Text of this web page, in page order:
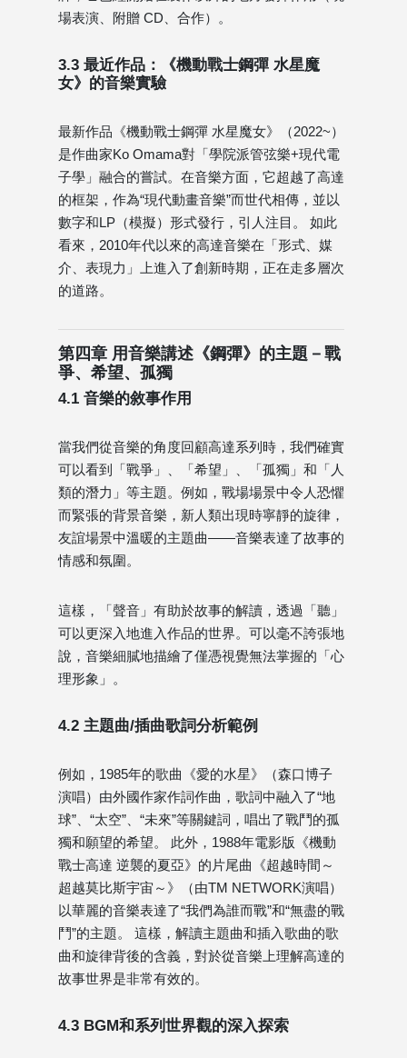
場表演、附贈 CD、合作）。
3.3 最近作品：《機動戰士鋼彈 水星魔
女》的音樂實驗
最新作品《機動戰士鋼彈 水星魔女》（2022~）
是作曲家Ko Omama對「學院派管弦樂+現代電
子學」融合的嘗試。在音樂方面，它超越了高達
的框架，作為“現代動畫音樂”而世代相傳，並以
數字和LP（模擬）形式發行，引人注目。 如此
看來，2010年代以來的高達音樂在「形式、媒
介、表現力」上進入了創新時期，正在走多層次
的道路。
第四章 用音樂講述《鋼彈》的主題－戰
爭、希望、孤獨
4.1 音樂的敘事作用
當我們從音樂的角度回顧高達系列時，我們確實
可以看到「戰爭」、「希望」、「孤獨」和「人
類的潛力」等主題。例如，戰場場景中令人恐懼
而緊張的背景音樂，新人類出現時寧靜的旋律，
友誼場景中溫暖的主題曲——音樂表達了故事的
情感和氛圍。
這樣，「聲音」有助於故事的解讀，透過「聽」
可以更深入地進入作品的世界。可以毫不誇張地
說，音樂細膩地描繪了僅憑視覺無法掌握的「心
理形象」。
4.2 主題曲/插曲歌詞分析範例
例如，1985年的歌曲《愛的水星》（森口博子
演唱）由外國作家作詞作曲，歌詞中融入了“地
球”、“太空”、“未來”等關鍵詞，唱出了戰鬥的孤
獨和願望的希望。 此外，1988年電影版《機動
戰士高達 逆襲的夏亞》的片尾曲《超越時間～
超越莫比斯宇宙～》（由TM NETWORK演唱）
以華麗的音樂表達了“我們為誰而戰”和“無盡的戰
鬥”的主題。 這樣，解讀主題曲和插入歌曲的歌​​
曲和旋律背後的含義，對於從音樂上理解高達的
故事世界是非常有效的。
4.3 BGM和系列世界觀的深入探索